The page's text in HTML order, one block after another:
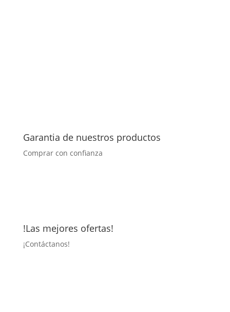
Garantia de nuestros productos
Comprar con confianza
!Las mejores ofertas!
¡Contáctanos!